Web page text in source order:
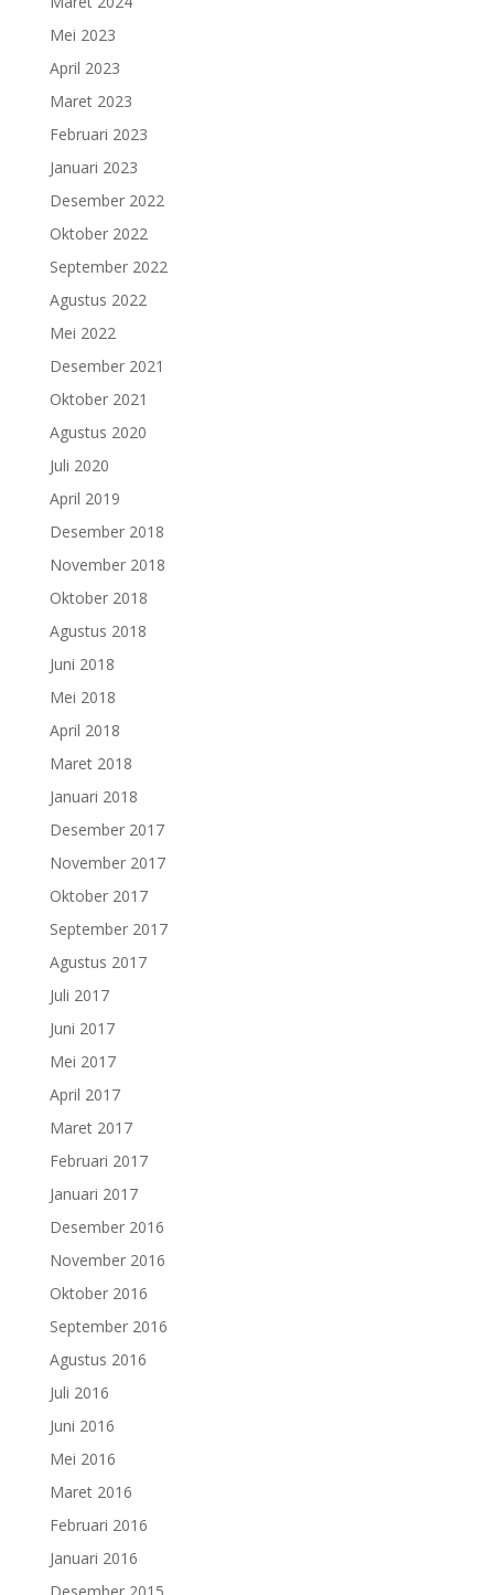
Mei 2023
April 2023
Maret 2023
Februari 2023
Januari 2023
Desember 2022
Oktober 2022
September 2022
Agustus 2022
Mei 2022
Desember 2021
Oktober 2021
Agustus 2020
Juli 2020
April 2019
Desember 2018
November 2018
Oktober 2018
Agustus 2018
Juni 2018
Mei 2018
April 2018
Maret 2018
Januari 2018
Desember 2017
November 2017
Oktober 2017
September 2017
Agustus 2017
Juli 2017
Juni 2017
Mei 2017
April 2017
Maret 2017
Februari 2017
Januari 2017
Desember 2016
November 2016
Oktober 2016
September 2016
Agustus 2016
Juli 2016
Juni 2016
Mei 2016
Maret 2016
Februari 2016
Januari 2016